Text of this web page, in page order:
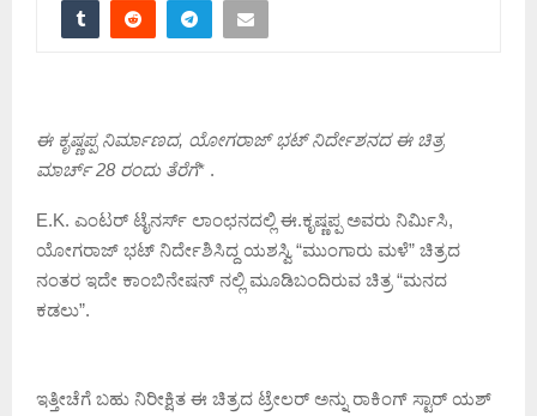
ಈ ಕೃಷ್ಣಪ್ಪ ನಿರ್ಮಾಣದ, ಯೋಗರಾಜ್ ಭಟ್ ನಿರ್ದೇಶನದ ಈ ಚಿತ್ರ
ಮಾರ್ಚ್ 28 ರಂದು ತೆರೆಗೆ* .
E.K. ಎಂಟರ್ ಟೈನರ್ಸ್ ಲಾಂಛನದಲ್ಲಿ ಈ.ಕೃಷ್ಣಪ್ಪ ಅವರು ನಿರ್ಮಿಸಿ,
ಯೋಗರಾಜ್ ಭಟ್ ನಿರ್ದೇಶಿಸಿದ್ದ ಯಶಸ್ವಿ “ಮುಂಗಾರು ಮಳೆ” ಚಿತ್ರದ
ನಂತರ ಇದೇ ಕಾಂಬಿನೇಷನ್ ನಲ್ಲಿ ಮೂಡಿಬಂದಿರುವ ಚಿತ್ರ “ಮನದ
ಕಡಲು”.
ಇತ್ತೀಚೆಗೆ ಬಹು ನಿರೀಕ್ಷಿತ ಈ ಚಿತ್ರದ ಟ್ರೇಲರ್ ಅನ್ನು ರಾಕಿಂಗ್ ಸ್ಟಾರ್ ಯಶ್